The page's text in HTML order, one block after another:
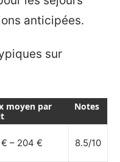
anticipées.
sur
moyen par
Notes
– 204 € 8.5/10